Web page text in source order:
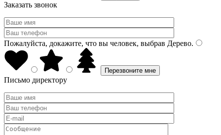
Заказать звонок
Пожалуйста, докажите, что вы человек, выбрав Дерево.
Письмо директору